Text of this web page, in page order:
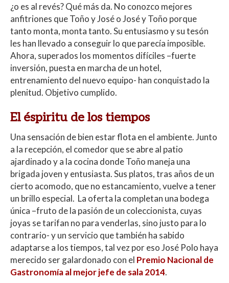
¿o es al revés? Qué más da. No conozco mejores
anfitriones que Toño y José o José y Toño porque
tanto monta, monta tanto. Su entusiasmo y su tesón
les han llevado a conseguir lo que parecía imposible.
Ahora, superados los momentos difíciles –fuerte
inversión, puesta en marcha de un hotel,
entrenamiento del nuevo equipo- han conquistado la
plenitud. Objetivo cumplido.
El éspiritu de los tiempos
Una sensación de bien estar flota en el ambiente. Junto
a la recepción, el comedor que se abre al patio
ajardinado y a la cocina donde Toño maneja una
brigada joven y entusiasta. Sus platos, tras años de un
cierto acomodo, que no estancamiento, vuelve a tener
un brillo especial. La oferta la completan una bodega
única –fruto de la pasión de un coleccionista, cuyas
joyas se tarifan no para venderlas, sino justo para lo
contrario- y un servicio que también ha sabido
adaptarse a los tiempos, tal vez por eso José Polo haya
merecido ser galardonado con el Premio Nacional de
Gastronomía al mejor jefe de sala 2014.